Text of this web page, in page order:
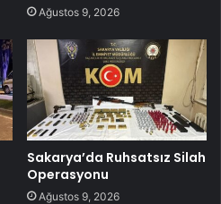
Ağustos 9, 2026
Sakarya’da Ruhsatsız Silah
Operasyonu
Ağustos 9, 2026